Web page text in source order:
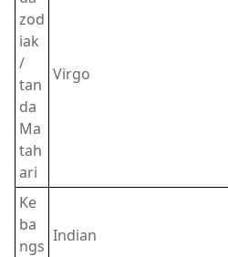
zod
iak
/
tan
da
Ma
tah
ari
Virgo
Ke
ba
ngs
Indian